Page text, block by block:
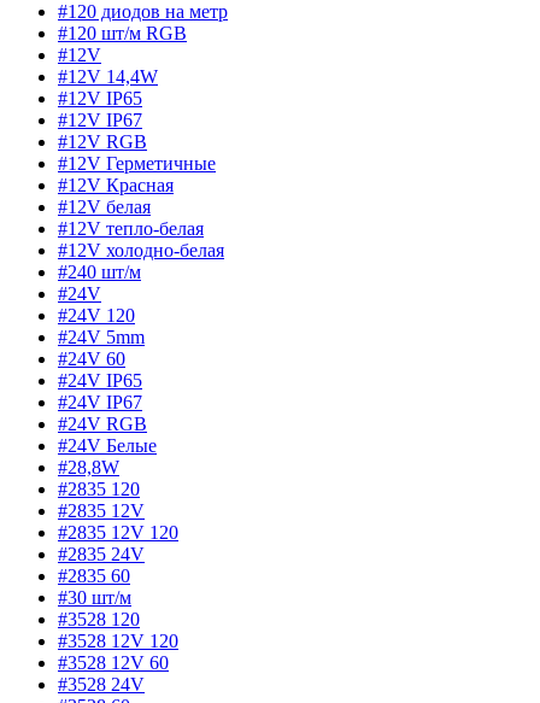
#120 диодов на метр
#120 шт/м RGB
#12V
#12V 14,4W
#12V IP65
#12V IP67
#12V RGB
#12V Герметичные
#12V Красная
#12V белая
#12V тепло-белая
#12V холодно-белая
#240 шт/м
#24V
#24V 120
#24V 5mm
#24V 60
#24V IP65
#24V IP67
#24V RGB
#24V Белые
#28,8W
#2835 120
#2835 12V
#2835 12V 120
#2835 24V
#2835 60
#30 шт/м
#3528 120
#3528 12V 120
#3528 12V 60
#3528 24V